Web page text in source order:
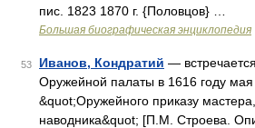
пис. 1823 1870 г. {Половцов} …
Большая биографическая энциклопедия
53 Иванов, Кондратий —
Оружейной палаты в 1616 году мая
&quot;Оружейного приказу
наводника&quot; [П.М. Строева.